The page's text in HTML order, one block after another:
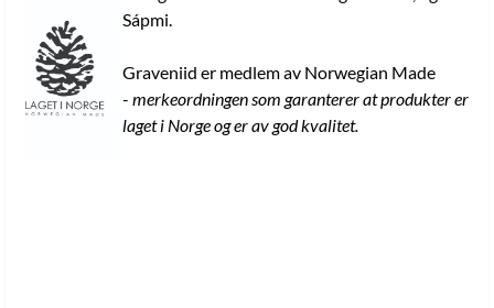
Sápmi.
Graveniid er medlem av Norwegian Made
- merkeordningen som garanterer at produkter er
laget i Norge og er av god kvalitet.